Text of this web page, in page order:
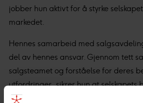
jobber hun aktivt for å styrke
markedet.
Hennes samarbeid med
del av hennes ansvar. Gjennom tett
salgsteamet og forståelse for deres
utfordringer, sikrer hun at selskapets
merkeidentitet integreres effektivt i